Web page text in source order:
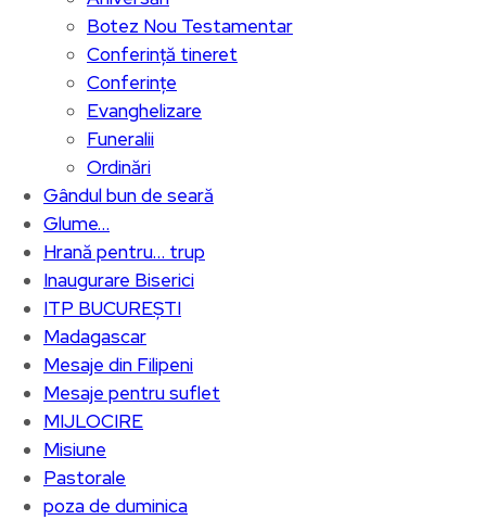
Botez Nou Testamentar
Conferință tineret
Conferințe
Evanghelizare
Funeralii
Ordinări
Gândul bun de seară
Glume…
Hrană pentru… trup
Inaugurare Biserici
ITP BUCUREȘTI
Madagascar
Mesaje din Filipeni
Mesaje pentru suflet
MIJLOCIRE
Misiune
Pastorale
poza de duminica